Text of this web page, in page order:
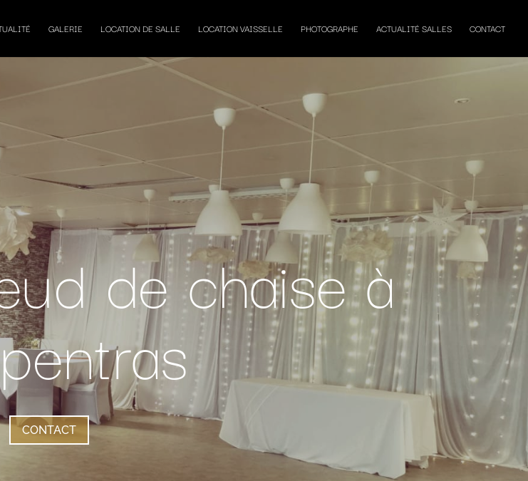
GALERIE LOCATION DE SALLE LOCATION VAISSELLE PHOTOGRAPHE ACTUALITÉ SALLES CONTACT
de chaise à
CONTACT